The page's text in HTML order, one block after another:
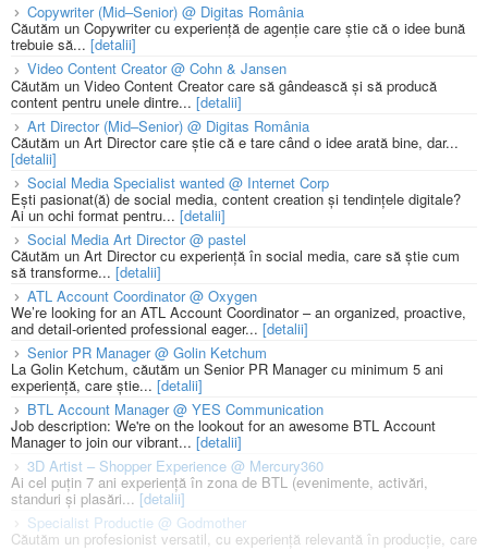
Copywriter (Mid–Senior) @ Digitas România
Căutăm un Copywriter cu experiență de agenție care știe că o idee bună
trebuie să... [detalii]
Video Content Creator @ Cohn & Jansen
Căutăm un Video Content Creator care să gândească și să producă
content pentru unele dintre... [detalii]
Art Director (Mid–Senior) @ Digitas România
Căutăm un Art Director care știe că e tare când o idee arată bine, dar...
[detalii]
Social Media Specialist wanted @ Internet Corp
Ești pasionat(ă) de social media, content creation și tendințele digitale?
Ai un ochi format pentru... [detalii]
Social Media Art Director @ pastel
Căutăm un Art Director cu experiență în social media, care să știe cum
să transforme... [detalii]
ATL Account Coordinator @ Oxygen
We’re looking for an ATL Account Coordinator – an organized, proactive,
and detail-oriented professional eager... [detalii]
Senior PR Manager @ Golin Ketchum
La Golin Ketchum, căutăm un Senior PR Manager cu minimum 5 ani
experiență, care știe... [detalii]
BTL Account Manager @ YES Communication
Job description: We're on the lookout for an awesome BTL Account
Manager to join our vibrant... [detalii]
3D Artist – Shopper Experience @ Mercury360
Ai cel puțin 7 ani experiență în zona de BTL (evenimente, activări,
standuri și plasări... [detalii]
Specialist Productie @ Godmother
Căutăm un profesionist versatil, cu experiență relevantă în producție, care